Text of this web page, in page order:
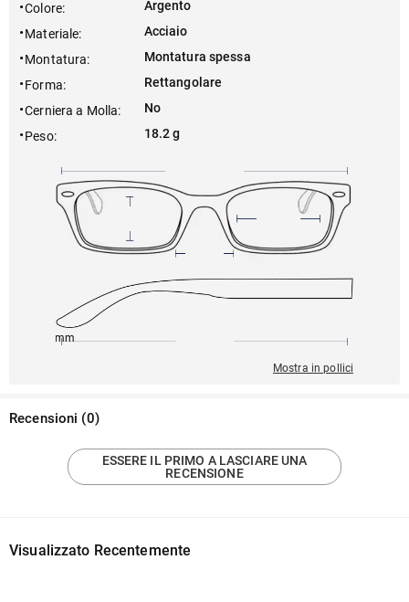
Colore:
Argento
Materiale:
Acciaio
Montatura:
Montatura spessa
Forma:
Rettangolare
Cerniera a Molla:
No
Peso: 18.2 g
145mm
Mostra in pollici
Recensioni (0)
ESSERE IL PRIMO A LASCIARE UNA
RECENSIONE
Visualizzato Recentemente